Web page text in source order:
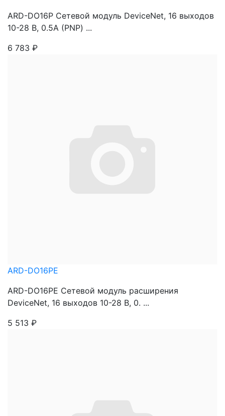
ARD-DO16P Сетевой модуль DeviceNet, 16 выходов
10-28 В, 0.5А (PNP) ...
6 783 ₽
ARD-DO16PE
ARD-DO16PE Сетевой модуль расширения
DeviceNet, 16 выходов 10-28 В, 0. ...
5 513 ₽